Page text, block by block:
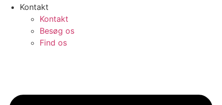
Kontakt
Kontakt
Besøg os
Find os